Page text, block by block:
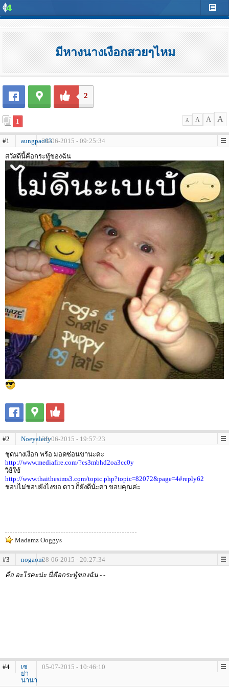
มีหางนางเงือกสวยๆไหม
2
1 A A A A
#1 aungpao0328-06-2015 - 09:25:34
สวัสดีนี้คือกระทู้ของฉัน
#2 Noeyaledy28-06-2015 - 19:57:23
ชุดนางเงือก พร้อ มอดซ่อนขานะคะ
http://www.mediafire.com/?es3mbhd2oa3cc0y
วิธีใช้
http://www.thaithesims3.com/topic.php?topic=82072&page=4#reply62
ชอบไม่ชอบยังไงขอ ดาว ก็ยังดีน้ะค่า ขอบคุณค่ะ
Madamz Ooggys
#3 nogaom28-06-2015 - 20:27:34
คือ อะไรคะน่ะ นี่คือกระทู้ของฉัน - -
#4
เซ
ย่า
นานา
05-07-2015 - 10:46:10